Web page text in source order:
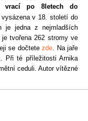
vrací po 8letech
vysázena v 18. století
je jedna z nejmladších
je tvořena
se dočtete zde. Na jaře
Při té příležitosti Arnika
ceduli. Autor vítězné